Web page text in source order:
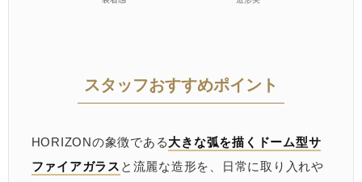
スタッフおすすめポイント
HORIZONの象徴である大きな弧を描くドーム型サ
ファイアガラス と流麗な造形を、日常に取り入れや